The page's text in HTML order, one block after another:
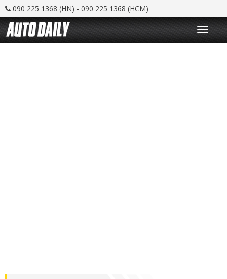
090 225 1368 (HN) - 090 225 1368 (HCM)
T
o
g